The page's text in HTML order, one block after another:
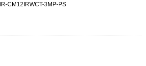
CM12IRWCT-3MP-PS